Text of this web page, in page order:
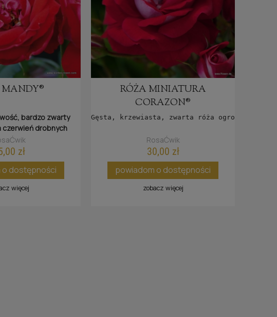
MANDY®
bardzo zwarty
drobnych
w baldaszki.
zł
o dostępności
więcej
RÓŻA MINIATURA
CORAZON®
Gęsta, krzewiasta, zwarta róża ogrodowa o
RosaĆwik
30,00 zł
powiadom o dostępności
zobacz więcej